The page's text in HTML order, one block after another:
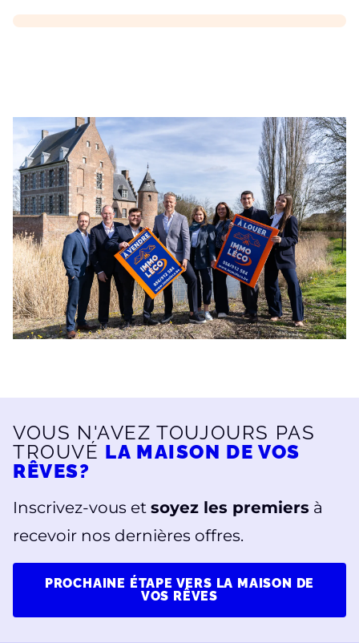
VOUS N'AVEZ TOUJOURS PAS
TROUVÉ LA MAISON DE VOS
RÊVES?
Inscrivez-vous et soyez les premiers à
recevoir nos dernières offres.
PROCHAINE ÉTAPE VERS LA MAISON DE
VOS RÊVES